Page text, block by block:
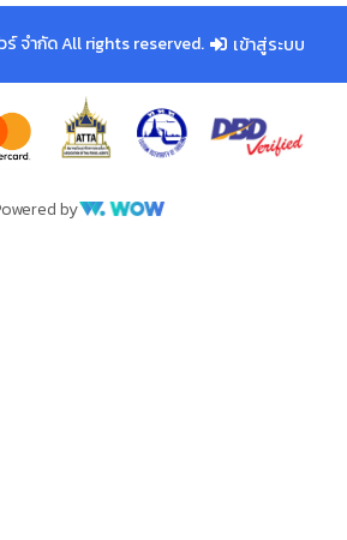
จำกัด All rights reserved. เข้าสู่ระบบ
by